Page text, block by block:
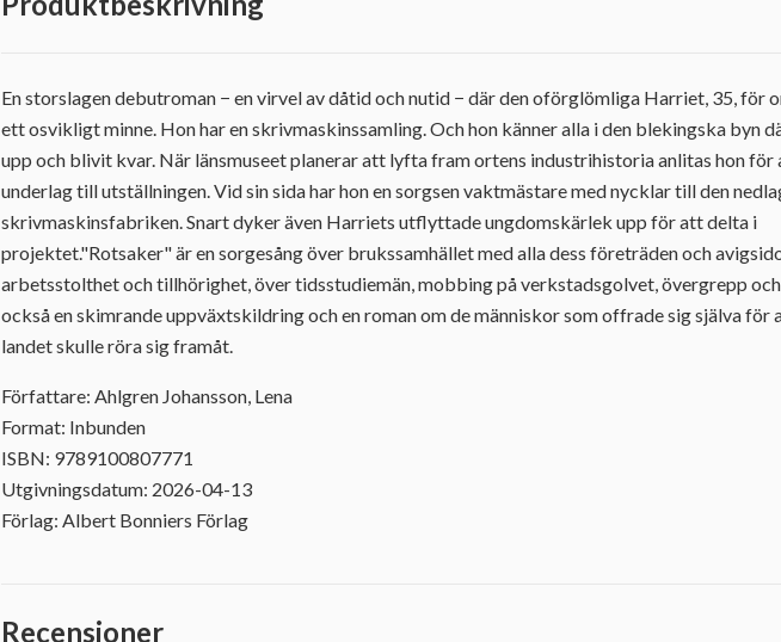
En storslagen debutroman − en virvel av dåtid och nutid − där den oförglömliga Harriet, 35, för
ett osvikligt minne. Hon har en skrivmaskinssamling. Och hon känner alla i den blekingska byn
upp och blivit kvar. När länsmuseet planerar att lyfta fram ortens industrihistoria anlitas hon för
underlag till utställningen. Vid sin sida har hon en sorgsen vaktmästare med nycklar till den
skrivmaskinsfabriken. Snart dyker även Harriets utflyttade ungdomskärlek upp för att delta i
projektet."Rotsaker" är en sorgesång över brukssamhället med alla dess företräden och
arbetsstolthet och tillhörighet, över tidsstudiemän, mobbing på verkstadsgolvet, övergrepp
också en skimrande uppväxtskildring och en roman om de människor som offrade sig själva för
landet skulle röra sig framåt.
Författare: Ahlgren Johansson, Lena
Format: Inbunden
ISBN: 9789100807771
Utgivningsdatum: 2026-04-13
Förlag: Albert Bonniers Förlag
Recensioner